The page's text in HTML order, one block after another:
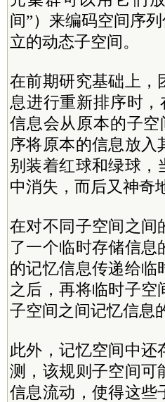
间”）来编码空间序
立的动态子空间。
在前期研究基础上，
息进行重新排序时
信息会从原本的子
序将原本的信息放
别装着红球和绿球，
中消失，而后又神奇
在对不同子空间之间
了一个临时存储信
的记忆信息传递给临
之后，再将临时子
子空间之间记忆信息
此外，记忆空间中
测，该规则子空间可
信息流动，使得这些